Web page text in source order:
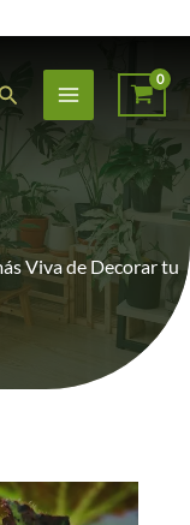
Viva de Decorar tu